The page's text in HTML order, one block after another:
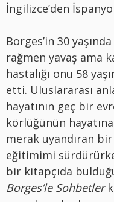
İngilizce’den
Borges’in 30
rağmen yavaş ama
hastalığı onu 58
etti. Uluslararası
hayatının geç bir
körlüğünün
merak uyandıran
eğitimimi
bir kitapçıda
Borges’le Sohbetler